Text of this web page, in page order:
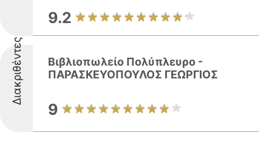
9.2
Διακριθέντες
Βιβλιοπωλείο Πολύπλευρο -
ΠΑΡΑΣΚΕΥΟΠΟΥΛΟΣ ΓΕΩΡΓΙΟΣ
9